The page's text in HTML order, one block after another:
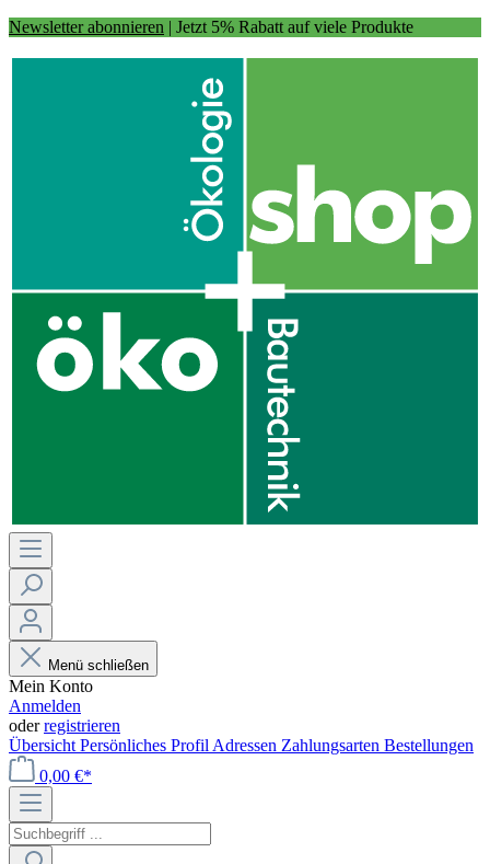
Newsletter abonnieren | Jetzt 5% Rabatt auf viele Produkte
Menü schließen
Mein Konto
Anmelden
oderregistrieren
Übersicht Persönliches Profil Adressen Zahlungsarten Bestellungen
0,00 €*